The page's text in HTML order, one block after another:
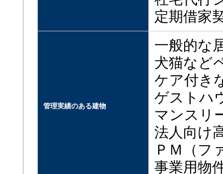
定期借家
管理実績のある建物
一般的な
犬猫など
ケア付き
ゲストハ
マンスリ
法人向け
ＰＭ（フ
事業用物